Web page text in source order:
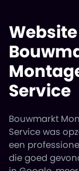
Service
Bouwmarkt
Service was
een
die goed